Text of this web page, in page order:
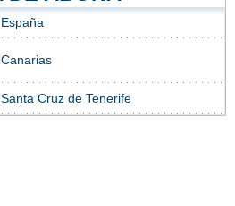
España
Canarias
Santa Cruz de Tenerife